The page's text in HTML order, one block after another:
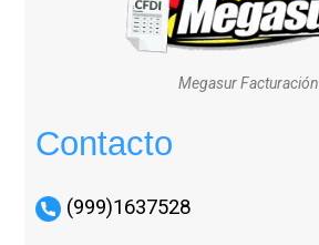
Megasur Facturación
Contacto
(999)1637528